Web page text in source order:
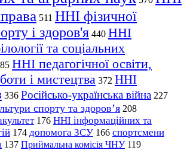
511 ННІ фізичної
і здоров'я 440 ННІ
та соціальних
ННІ педагогічної освіти,
і мистецтва 372 ННІ
336 Російсько-українська війна 227
спорту та здоров’я 208
176 ННІ інформаційних та
174 допомога ЗСУ 166 спортсмени
137 Приймальна комісія ЧНУ 119